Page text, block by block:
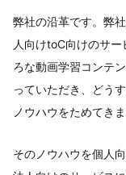
弊社の沿革です。弊
人向けtoC向けのサ
ろな動画学習コンテ
っていただき、どう
ノウハウをためてきま
そのノウハウを個人